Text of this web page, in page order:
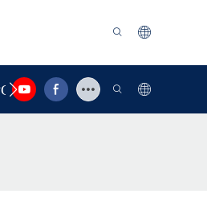
СВЯЗАТЬСЯ С НАМИ